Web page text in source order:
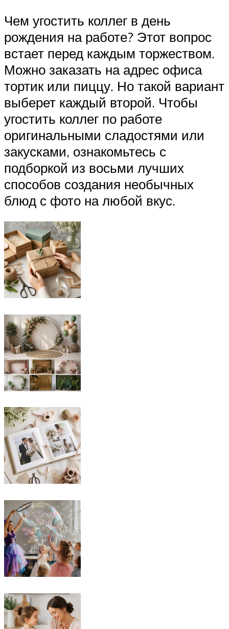
Чем угостить коллег в день
рождения на работе? Этот вопрос
встает перед каждым торжеством.
Можно заказать на адрес офиса
тортик или пиццу. Но такой вариант
выберет каждый второй. Чтобы
угостить коллег по работе
оригинальными сладостями или
закусками, ознакомьтесь с
подборкой из восьми лучших
способов создания необычных
блюд с фото на любой вкус.